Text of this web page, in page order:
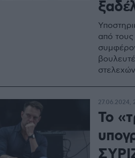
από
Το
27.06.2024,